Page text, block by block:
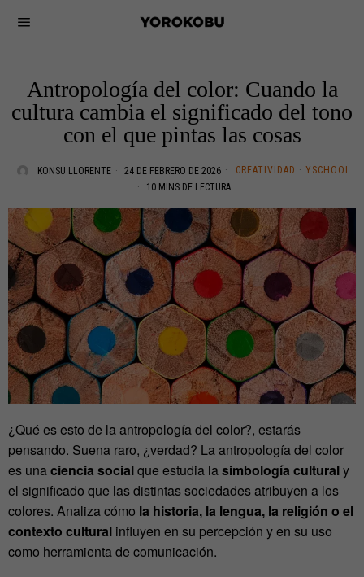
Antropología del color: Cuando la
cultura cambia el significado del tono
con el que pintas las cosas
KONSU LLORENTE 24 DE FEBRERO DE 2026 CREATIVIDAD · YSCHOOL
10 MINS DE LECTURA
¿Qué es esto de la antropología del color?, estarás
pensando. Suena raro, ¿verdad? La antropología del color
es unaciencia socialque estudia lasimbología culturaly
el significado que las distintas sociedades atribuyen a los
colores. Analiza cómo la historia, la lengua, la religión o el
contexto cultural influyen en su percepción y en su uso
como herramienta de comunicación.